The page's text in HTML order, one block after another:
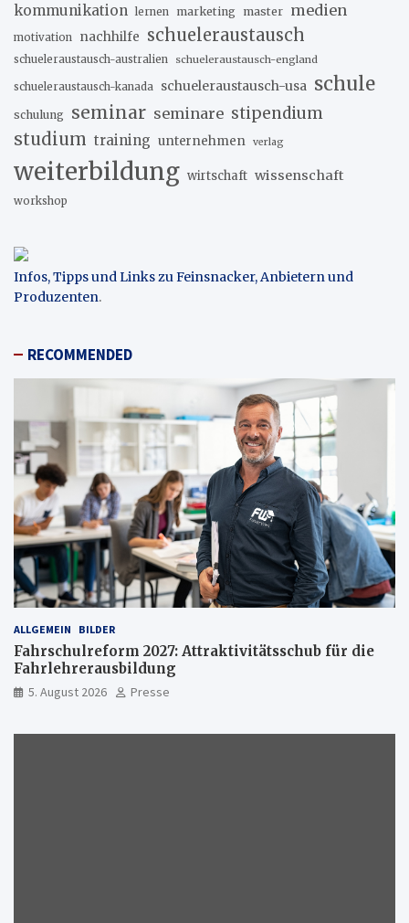
kommunikation lernen marketing master medien
motivation nachhilfe schueleraustausch
schueleraustausch-australien schueleraustausch-england
schueleraustausch-kanada schueleraustausch-usa schule
schulung seminar seminare stipendium
studium training unternehmen verlag
weiterbildung wirtschaft wissenschaft
workshop
Infos, Tipps und Links zu Feinsnacker, Anbietern und
Produzenten.
RECOMMENDED
ALLGEMEIN BILDER
Fahrschulreform 2027: Attraktivitätsschub für die
Fahrlehrerausbildung
5. August 2026 Presse